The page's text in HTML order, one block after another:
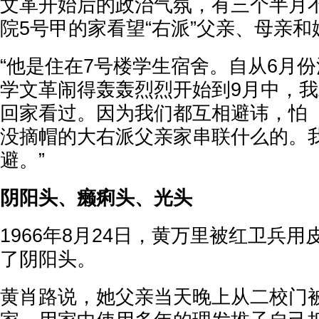
文革开始后的政治气氛，有三个半月
院5号甲的家看望“右派”父亲、母亲和
“他是住在7号楼学生宿舍。自从6月
学文革闹得轰轰烈烈开始到9月中，
回家看过。因为我们都互相避讳，怕
没摘帽的大右派父亲家串联什么的。
避。”
阴阳头、癞痢头、光头
1966年8月24日，黄万里被红卫兵用
了阴阳头。
黄肖路说，她父亲当天晚上从二校门